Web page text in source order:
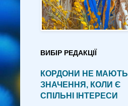
ВИБІР РЕДАКЦІЇ
КОРДОНИ НЕ МАЮТЬ
ЗНАЧЕННЯ, КОЛИ Є
СПІЛЬНІ ІНТЕРЕСИ